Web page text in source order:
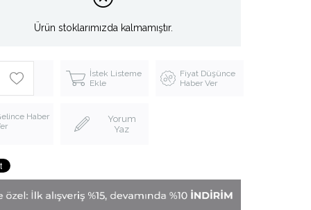
Ürün stoklarımızda kalmamıştır.
İstek Listeme
Ekle
Fiyat Düşünce
Haber Ver
Haber
Yorum
Yaz